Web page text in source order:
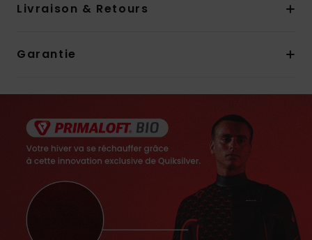
Livraison & Retours
Garantie